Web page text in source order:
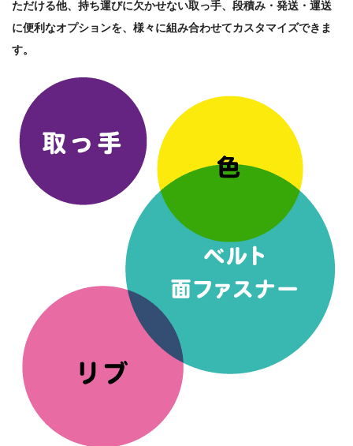
ただける他、持ち運びに欠かせない取っ手、段積み・発送・運送
に便利なオプションを、様々に組み合わせてカスタマイズできま
す。